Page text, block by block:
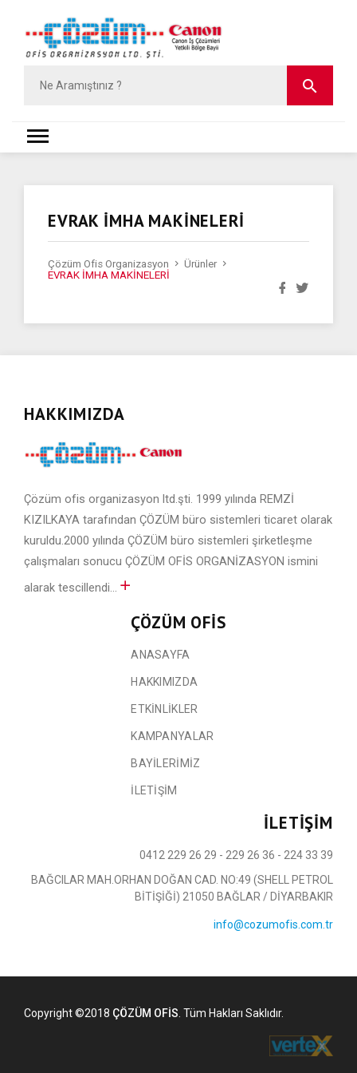
EVRAK İMHA MAKİNELERİ
Çözüm Ofis Organizasyon
Ürünler
EVRAK İMHA MAKİNELERİ
HAKKIMIZDA
Çözüm ofis organizasyon ltd.şti. 1999 yılında REMZİ
KIZILKAYA tarafından ÇÖZÜM büro sistemleri ticaret olarak
kuruldu.2000 yılında ÇÖZÜM büro sistemleri şirketleşme
çalışmaları sonucu ÇÖZÜM OFİS ORGANİZASYON ismini
alarak tescillendi...
ÇÖZÜM OFIS
ANASAYFA
HAKKIMIZDA
ETKİNLİKLER
KAMPANYALAR
BAYILERIMIZ
İLETIŞIM
İLETIŞIM
0412 229 26 29 - 229 26 36 - 224 33 39
BAĞCILAR MAH.ORHAN DOĞAN CAD. NO:49 (SHELL PETROL
BİTİŞİĞİ) 21050 BAĞLAR / DİYARBAKIR
info@cozumofis.com.tr
Copyright ©2018 ÇÖZÜM OFİS. Tüm Hakları Saklıdır.